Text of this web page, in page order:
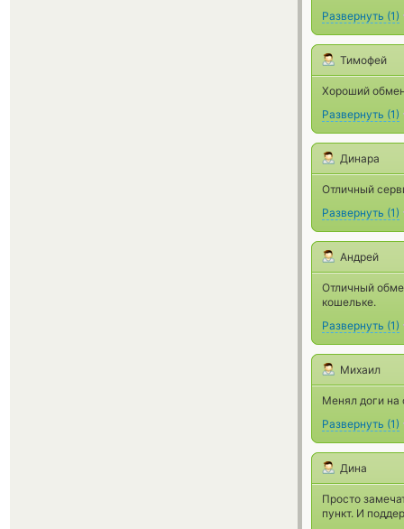
Развернуть (1)
Тимофей
Хороший
Развернуть (1)
Динара
Отличный
Развернуть (1)
Андрей
Отличный
кошельке.
Развернуть (1)
Михаил
Менял доги на
Развернуть (1)
Дина
Просто
пункт. И